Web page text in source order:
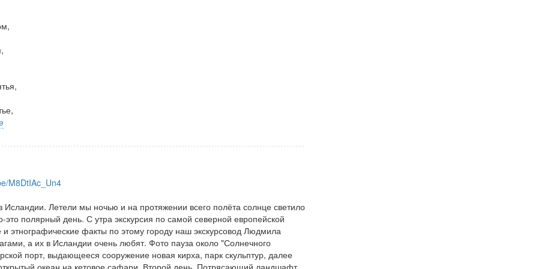
M8DtIAc_Un4
Летели мы ночью и на протяжении всего полёта солнце светило
полярный день. С утра экскурсия по самой северной европейской
и этнографические факты по этому городу наш экскурсовод Людмила
а их в Исландии очень любят. Фото пауза около "Солнечного
порт, выдающееся сооружение новая кирха, парк скульптур, далее
океан на кетовое сафари. Второй день. Потрясающий ландшафт